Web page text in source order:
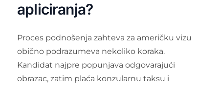
apliciranja?
Proces podnošenja zahteva za američku vizu
obično podrazumeva nekoliko koraka.
Kandidat najpre popunjava odgovarajući
obrazac, zatim plaća konzularnu taksu i